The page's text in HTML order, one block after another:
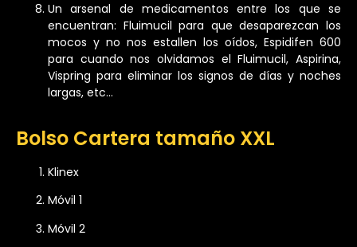
Un arsenal de medicamentos entre los que se
encuentran: Fluimucil para que desaparezcan los
mocos y no nos estallen los oídos, Espidifen 600
para cuando nos olvidamos el Fluimucil, Aspirina,
Vispring para eliminar los signos de días y noches
largas, etc…
Bolso Cartera tamaño XXL
Klinex
Móvil 1
Móvil 2